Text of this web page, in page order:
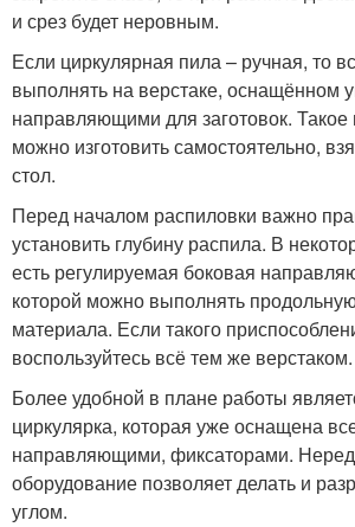
и срез будет неровным.
Если циркулярная пила – ручная, то
выполнять на верстаке, оснащённом
направляющими для заготовок. Такое
можно изготовить самостоятельно,
стол.
Перед началом распиловки важно
установить глубину распила. В
есть регулируемая боковая
которой можно выполнять
материала. Если такого
воспользуйтесь всё тем же верстаком.
Более удобной в плане работы
циркулярка, которая уже оснащена
направляющими, фиксаторами.
оборудование позволяет делать и
углом.